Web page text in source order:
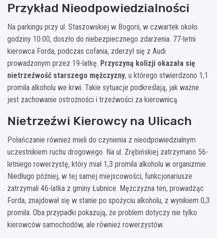
Przykład Nieodpowiedzialności
Na parkingu przy ul. Staszowskiej w Bogorii, w czwartek około
godziny 10.00, doszło do niebezpiecznego zdarzenia. 77-letni
kierowca Forda, podczas cofania, zderzył się z Audi
prowadzonym przez 19-latkę. Przyczyną kolizji okazała się
nietrzeźwość starszego mężczyzny, u którego stwierdzono 1,1
promila alkoholu we krwi. Takie sytuacje podkreślają, jak ważne
jest zachowanie ostrożności i trzeźwości za kierownicą.
Nietrzeźwi Kierowcy na Ulicach
Połańczanie również mieli do czynienia z nieodpowiedzialnym
uczestnikiem ruchu drogowego. Na ul. Zrębińskiej zatrzymano 56-
letniego rowerzystę, który miał 1,3 promila alkoholu w organizmie.
Niedługo później, w tej samej miejscowości, funkcjonariusze
zatrzymali 46-latka z gminy Łubnice. Mężczyzna ten, prowadząc
Forda, znajdował się w stanie po spożyciu alkoholu, z wynikiem 0,3
promila. Oba przypadki pokazują, że problem dotyczy nie tylko
kierowców samochodów, ale również rowerzystów.